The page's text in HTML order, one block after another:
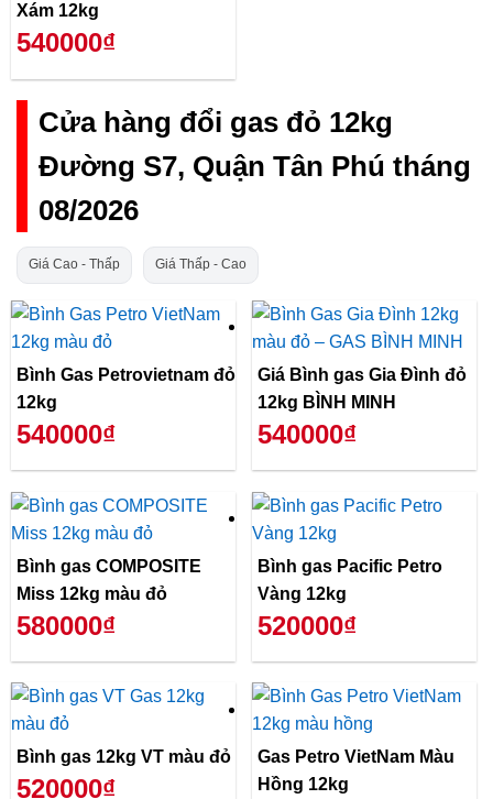
Xám 12kg
540000₫
Cửa hàng đổi gas đỏ 12kg
Đường S7, Quận Tân Phú tháng
08/2026
Giá Cao - Thấp Giá Thấp - Cao
Bình Gas Petrovietnam đỏ
12kg
540000₫
Giá Bình gas Gia Đình đỏ
12kg BÌNH MINH
540000₫
Bình gas COMPOSITE
Miss 12kg màu đỏ
580000₫
Bình gas Pacific Petro
Vàng 12kg
520000₫
Bình gas 12kg VT màu đỏ
520000₫
Gas Petro VietNam Màu
Hồng 12kg